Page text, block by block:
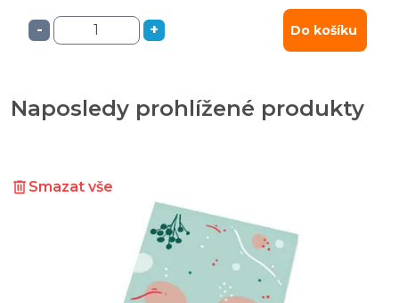
- + Do košíku
Naposledy prohlížené produkty
Smazat vše